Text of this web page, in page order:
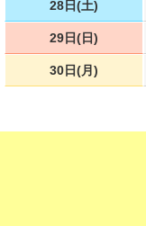
28日(土)
29日(日)
30日(月)